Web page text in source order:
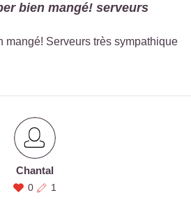
bien mangé! serveurs
mangé! Serveurs très sympathique
Chantal
0 1